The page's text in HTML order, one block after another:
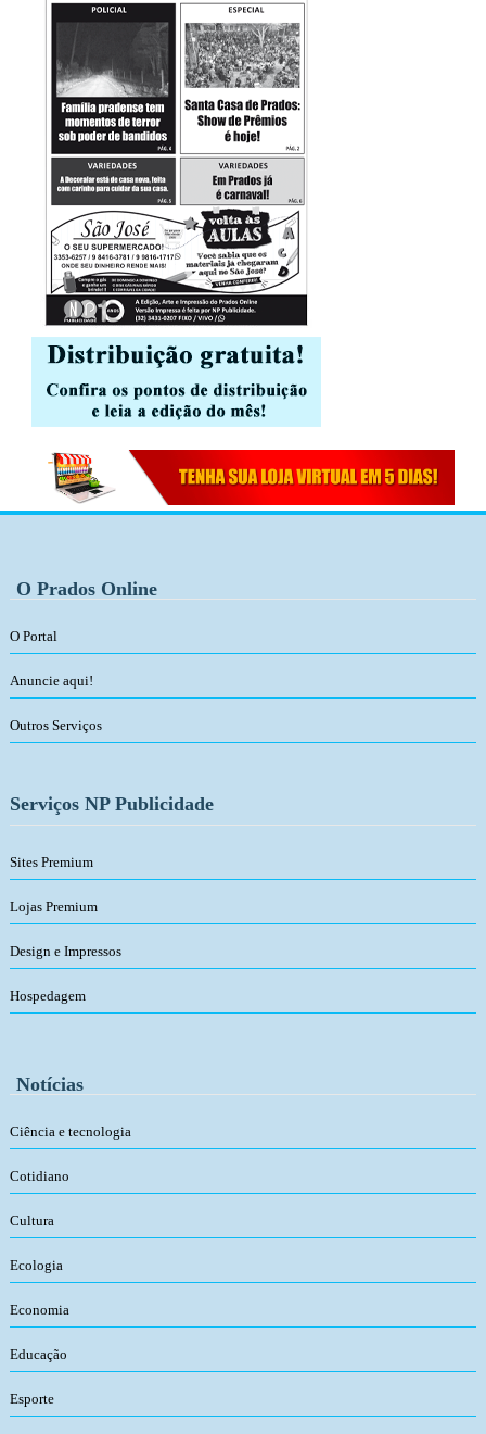
O Prados Online
O Portal
Anuncie aqui!
Outros Serviços
Serviços NP Publicidade
Sites Premium
Lojas Premium
Design e Impressos
Hospedagem
Notícias
Ciência e tecnologia
Cotidiano
Cultura
Ecologia
Economia
Educação
Esporte